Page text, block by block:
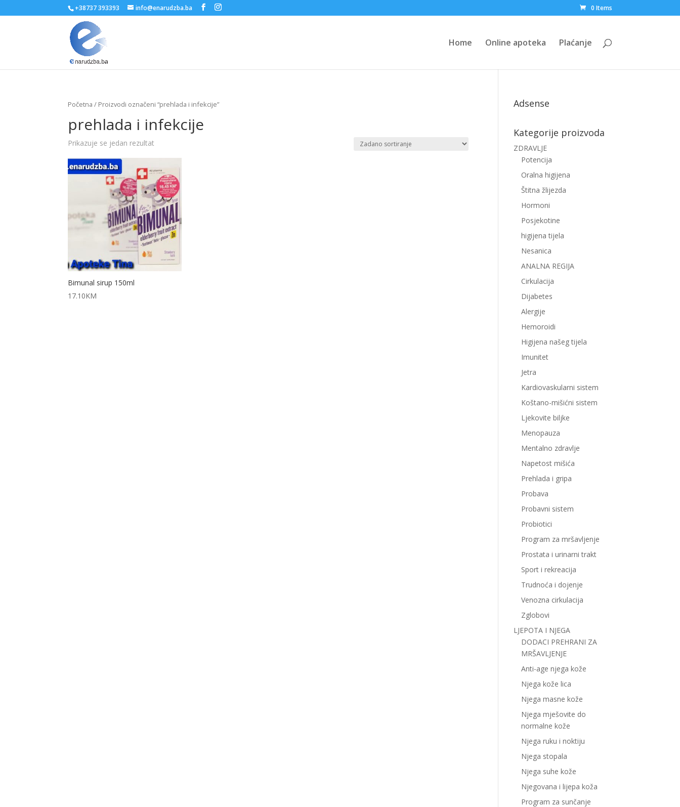
+38737 393393 info@enarudzba.ba 0 Items
Home Online apoteka Plaćanje
Početna / Proizvodi označeni “prehlada i infekcije”
prehlada i infekcije
Prikazuje se jedan rezultat
Bimunal sirup 150ml
17.10KM
Adsense
Kategorije proizvoda
ZDRAVLJE
Potencija
Oralna higijena
Štitna žlijezda
Hormoni
Posjekotine
higijena tijela
Nesanica
ANALNA REGIJA
Cirkulacija
Dijabetes
Alergije
Hemoroidi
Higijena našeg tijela
Imunitet
Jetra
Kardiovaskularni sistem
Koštano-mišićni sistem
Ljekovite biljke
Menopauza
Mentalno zdravlje
Napetost mišića
Prehlada i gripa
Probava
Probavni sistem
Probiotici
Program za mršavljenje
Prostata i urinarni trakt
Sport i rekreacija
Trudnoća i dojenje
Venozna cirkulacija
Zglobovi
LJEPOTA I NJEGA
DODACI PREHRANI ZA
MRŠAVLJENJE
Anti-age njega kože
Njega kože lica
Njega masne kože
Njega mješovite do
normalne kože
Njega ruku i noktiju
Njega stopala
Njega suhe kože
Njegovana i lijepa koža
Program za sunčanje